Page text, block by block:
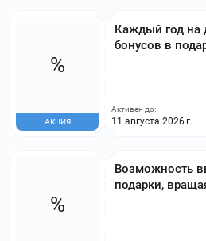
Каждый год на
бонусов в
%
АКЦИЯ
Активен до:
11 августа 2026 г.
Возможность
подарки,
%